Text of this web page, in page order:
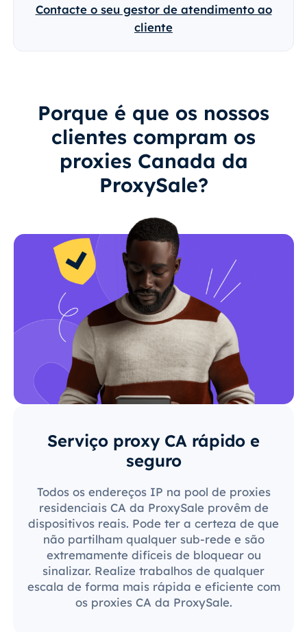
Contacte o seu gestor de atendimento ao
cliente
Porque é que os nossos
clientes compram os
proxies Canada da
ProxySale?
Serviço proxy CA rápido e
seguro
Todos os endereços IP na pool de proxies
residenciais CA da ProxySale provêm de
dispositivos reais. Pode ter a certeza de que
não partilham qualquer sub-rede e são
extremamente difíceis de bloquear ou
sinalizar. Realize trabalhos de qualquer
escala de forma mais rápida e eficiente com
os proxies CA da ProxySale.